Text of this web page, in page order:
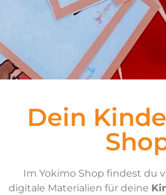
Dein
Im Yokimo Shop findest du
digitale Materialien für deine